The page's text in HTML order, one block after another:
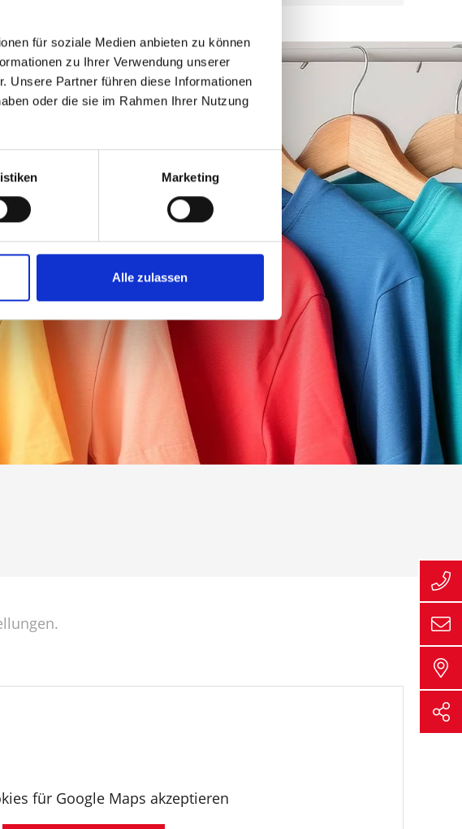
für soziale Medien anbieten zu können
zu Ihrer Verwendung unserer
Unsere Partner führen diese Informationen
oder die sie im Rahmen Ihrer Nutzung
Marketing
Alle zulassen
für Google Maps akzeptieren